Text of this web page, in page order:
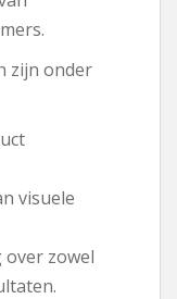
zijn onder
visuele
over zowel